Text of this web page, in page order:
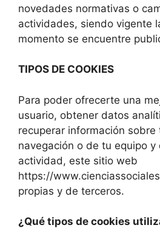
novedades normativas o
actividades, siendo vigente
momento se encuentre
TIPOS DE COOKIES
Para poder ofrecerte una
usuario, obtener datos
recuperar información
navegación o de tu equipo y
actividad, este sitio web
https://
propias y de terceros.
¿Qué tipos de cookies